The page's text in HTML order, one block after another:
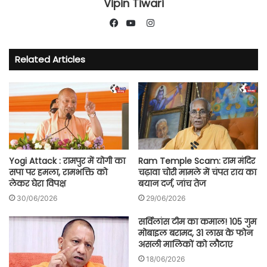
Vipin Tiwari
Instagram
Related Articles
Yogi Attack : रामपुर में योगी का
सपा पर हमला, रामभक्ति को
लेकर घेरा विपक्ष
30/06/2026
Ram Temple Scam: राम मंदिर
चढ़ावा चोरी मामले में चंपत राय का
बयान दर्ज, जांच तेज
29/06/2026
सर्विलांस टीम का कमाल! 105 गुम
मोबाइल बरामद, 31 लाख के फोन
असली मालिकों को लौटाए
18/06/2026